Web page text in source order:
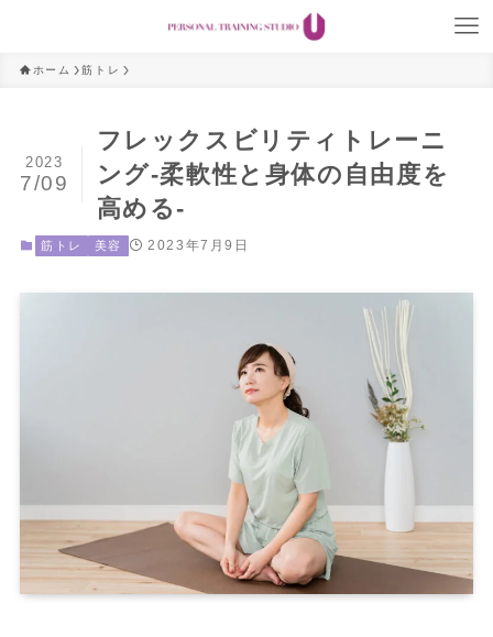
ホーム 筋トレ
フレックスビリティトレーニ
ング-柔軟性と身体の自由度を
高める-
2023
7/09
筋トレ 美容 2023年7月9日